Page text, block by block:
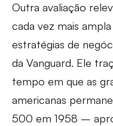
Outra avaliação
cada vez mais
estratégias de
da Vanguard. Ele
tempo em que as
americanas
500 em 1958 –